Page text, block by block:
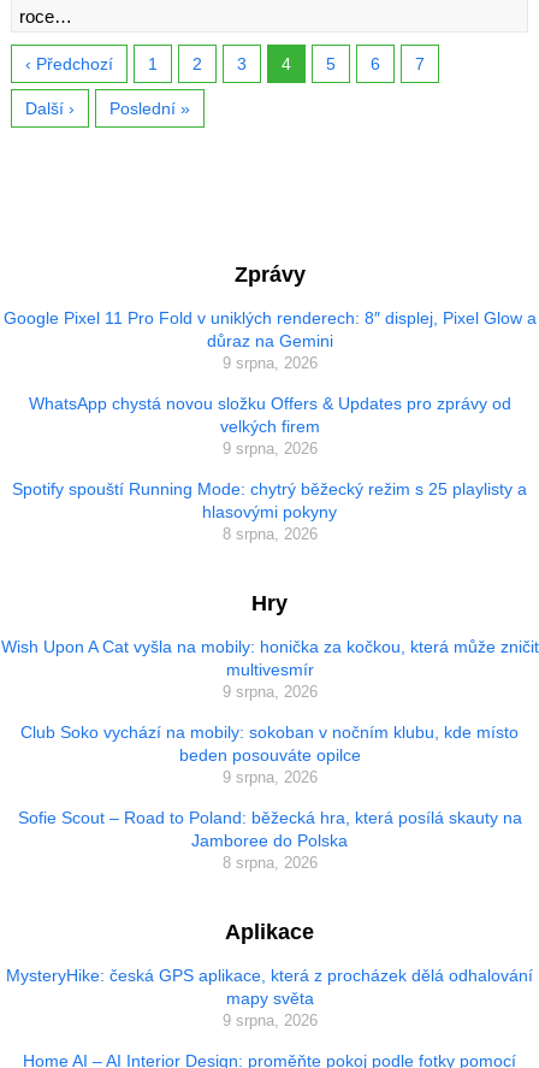
roce…
‹ Předchozí 1 2 3 4 5 6 7
Další › Poslední »
Zprávy
Google Pixel 11 Pro Fold v uniklých renderech: 8″ displej, Pixel Glow a
důraz na Gemini
9 srpna, 2026
WhatsApp chystá novou složku Offers & Updates pro zprávy od
velkých firem
9 srpna, 2026
Spotify spouští Running Mode: chytrý běžecký režim s 25 playlisty a
hlasovými pokyny
8 srpna, 2026
Hry
Wish Upon A Cat vyšla na mobily: honička za kočkou, která může zničit
multivesmír
9 srpna, 2026
Club Soko vychází na mobily: sokoban v nočním klubu, kde místo
beden posouváte opilce
9 srpna, 2026
Sofie Scout – Road to Poland: běžecká hra, která posílá skauty na
Jamboree do Polska
8 srpna, 2026
Aplikace
MysteryHike: česká GPS aplikace, která z procházek dělá odhalování
mapy světa
9 srpna, 2026
Home AI – AI Interior Design: proměňte pokoj podle fotky pomocí